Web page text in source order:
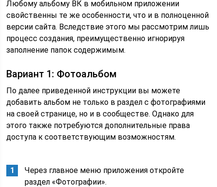
Любому альбому ВК в мобильном приложении
свойственны те же особенности, что и в полноценной
версии сайта. Вследствие этого мы рассмотрим лишь
процесс создания, преимущественно игнорируя
заполнение папок содержимым.
Вариант 1: Фотоальбом
По далее приведенной инструкции вы можете
добавить альбом не только в раздел с фотографиями
на своей странице, но и в сообществе. Однако для
этого также потребуются дополнительные права
доступа к соответствующим возможностям.
Через главное меню приложения откройте
раздел «Фотографии».